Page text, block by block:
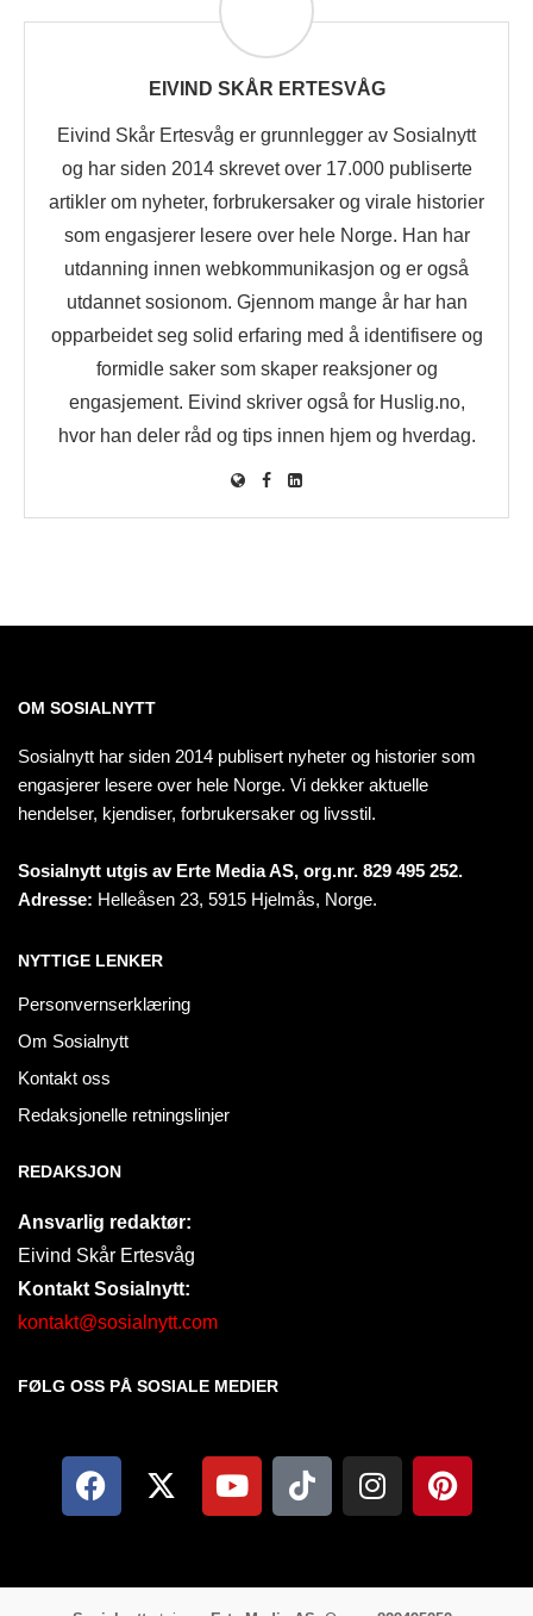
EIVIND SKÅR ERTESVÅG
Eivind Skår Ertesvåg er grunnlegger av Sosialnytt
og har siden 2014 skrevet over 17.000 publiserte
artikler om nyheter, forbrukersaker og virale historier
som engasjerer lesere over hele Norge. Han har
utdanning innen webkommunikasjon og er også
utdannet sosionom. Gjennom mange år har han
opparbeidet seg solid erfaring med å identifisere og
formidle saker som skaper reaksjoner og
engasjement. Eivind skriver også for Huslig.no,
hvor han deler råd og tips innen hjem og hverdag.
OM SOSIALNYTT
Sosialnytt har siden 2014 publisert nyheter og historier som
engasjerer lesere over hele Norge. Vi dekker aktuelle
hendelser, kjendiser, forbrukersaker og livsstil.
Sosialnytt utgis av Erte Media AS, org.nr. 829 495 252.
Adresse: Helleåsen 23, 5915 Hjelmås, Norge.
NYTTIGE LENKER
Personvernserklæring
Om Sosialnytt
Kontakt oss
Redaksjonelle retningslinjer
REDAKSJON
Ansvarlig redaktør:
Eivind Skår Ertesvåg
Kontakt Sosialnytt:
kontakt@sosialnytt.com
FØLG OSS PÅ SOSIALE MEDIER​